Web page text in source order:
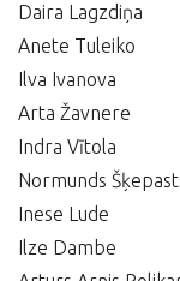
Daira Lagzdiņa
Anete Tuleiko
Ilva Ivanova
Arta Žavnere
Indra Vītola
Normunds
Inese Lude
Ilze Dambe